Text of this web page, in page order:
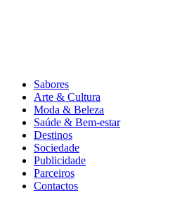
Sabores
Arte & Cultura
Moda & Beleza
Saúde & Bem-estar
Destinos
Sociedade
Publicidade
Parceiros
Contactos